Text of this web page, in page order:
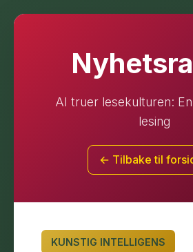
AI truer lesekulturen:
lesing
← Tilbake til
KUNSTIG INTELLIGENS